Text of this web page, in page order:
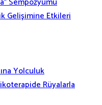
Gelişimine Etkileri
Yolculuk
Rüyalarla